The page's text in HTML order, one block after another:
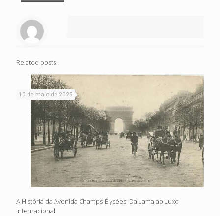
Related posts
10 de maio de 2025
A História da Avenida Champs-Élysées: Da Lama ao Luxo
Internacional